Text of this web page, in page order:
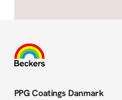
PPG Coatings Danmark